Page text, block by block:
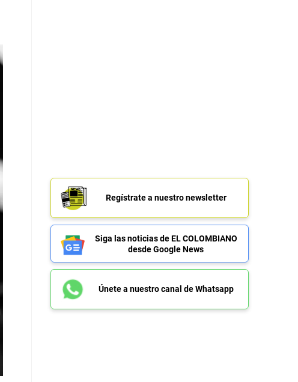
Regístrate a nuestro newsletter
Siga las noticias de EL COLOMBIANO
desde Google News
Únete a nuestro canal de Whatsapp